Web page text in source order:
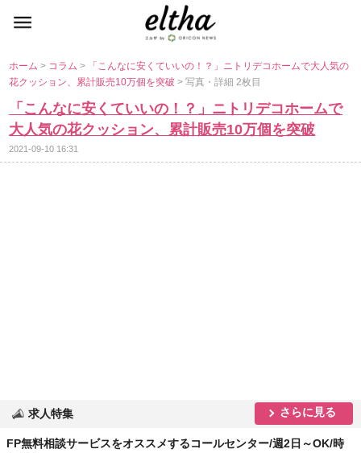
ホーム> コラム>
「こんなに安くていいの！？」ニトリデコホームで大人気の
花クッション、累計販売10万個を突破> 写真・詳細 2枚目
「こんなに安くていいの！？」ニトリデコホームで
大人気の花クッション、累計販売10万個を突破
2021-09-10 16:31
求人特集 さらに見る
FP無料相談サービスをオススメするコールセンター/週2日～OK/時